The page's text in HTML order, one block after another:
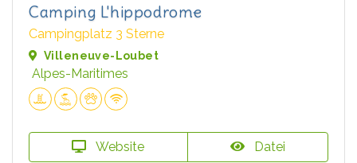
Camping L'hippodrome
Campingplatz 3 Sterne
Villeneuve-Loubet
Alpes-Maritimes
Website Datei